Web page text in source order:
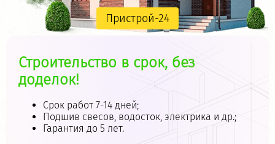
Пристрой-24
Строительство в срок, без
доделок!
Срок работ 7-14 дней;
Подшив свесов, водосток, электрика и др.;
Гарантия до 5 лет.